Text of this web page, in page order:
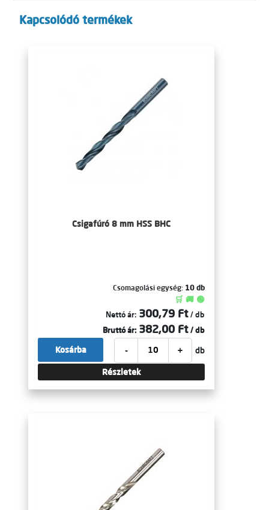
Kapcsolódó termékek
Csigafúró 8 mm HSS BHC
Csomagolási egység: 10 db
🛒 🚚 🟢
Nettó ár: 300,79 Ft / db
Bruttó ár: 382,00 Ft / db
- + db
Kosárba
Részletek